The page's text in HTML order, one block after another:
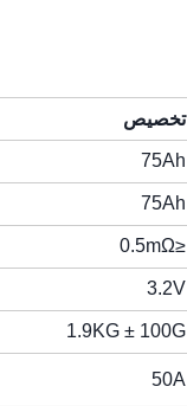
تخصيص
75Ah
75Ah
≤0.5mΩ
3.2V
1.9KG ± 100G
50A